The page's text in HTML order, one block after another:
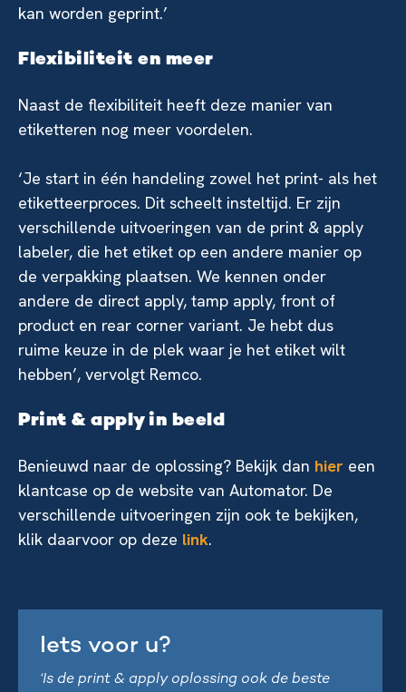
kan worden geprint.’
Flexibiliteit en meer
Naast de flexibiliteit heeft deze manier van
etiketteren nog meer voordelen.
‘Je start in één handeling zowel het print- als het
etiketteerproces. Dit scheelt insteltijd. Er zijn
verschillende uitvoeringen van de print & apply
labeler, die het etiket op een andere manier op
de verpakking plaatsen. We kennen onder
andere de direct apply, tamp apply, front of
product en rear corner variant. Je hebt dus
ruime keuze in de plek waar je het etiket wilt
hebben’, vervolgt Remco.
Print & apply in beeld
Benieuwd naar de oplossing? Bekijk dan hier een
klantcase op de website van Automator. De
verschillende uitvoeringen zijn ook te bekijken,
klik daarvoor op deze link.
Iets voor u?
‘Is de print & apply oplossing ook de beste